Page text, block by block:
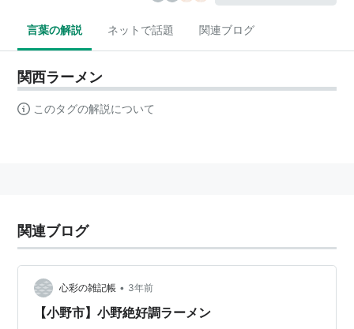
言葉の解説 ネットで話題 関連ブログ
関西ラーメン
このタグの解説について
関連ブログ
心彩の雑記帳 • 3年前
【小野市】小野絶好調ラーメン